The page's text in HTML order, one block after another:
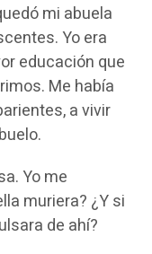
mi abuela
Yo era
educación que
Me había
a vivir
Yo me
muriera? ¿Y si
de ahí?